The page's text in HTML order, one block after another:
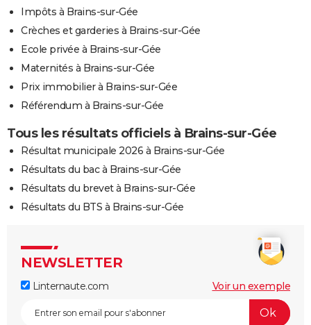
Impôts à Brains-sur-Gée
Crèches et garderies à Brains-sur-Gée
Ecole privée à Brains-sur-Gée
Maternités à Brains-sur-Gée
Prix immobilier à Brains-sur-Gée
Référendum à Brains-sur-Gée
Tous les résultats officiels à Brains-sur-Gée
Résultat municipale 2026 à Brains-sur-Gée
Résultats du bac à Brains-sur-Gée
Résultats du brevet à Brains-sur-Gée
Résultats du BTS à Brains-sur-Gée
NEWSLETTER
Linternaute.com Voir un exemple